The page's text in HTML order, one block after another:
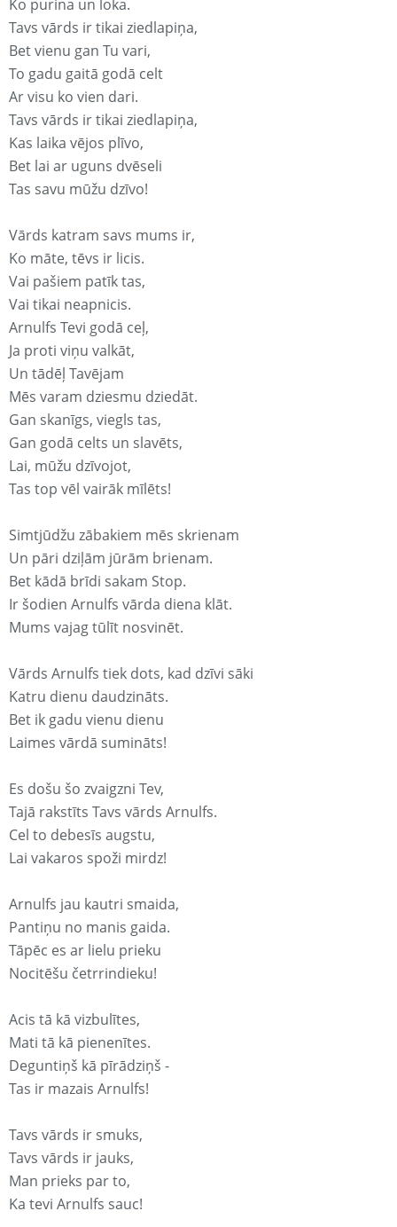
Ko purina un loka.
Tavs vārds ir tikai ziedlapiņa,
Bet vienu gan Tu vari,
To gadu gaitā godā celt
Ar visu ko vien dari.
Tavs vārds ir tikai ziedlapiņa,
Kas laika vējos plīvo,
Bet lai ar uguns dvēseli
Tas savu mūžu dzīvo!
Vārds katram savs mums ir,
Ko māte, tēvs ir licis.
Vai pašiem patīk tas,
Vai tikai neapnicis.
Arnulfs Tevi godā ceļ,
Ja proti viņu valkāt,
Un tādēļ Tavējam
Mēs varam dziesmu dziedāt.
Gan skanīgs, viegls tas,
Gan godā celts un slavēts,
Lai, mūžu dzīvojot,
Tas top vēl vairāk mīlēts!
Simtjūdžu zābakiem mēs skrienam
Un pāri dziļām jūrām brienam.
Bet kādā brīdi sakam Stop.
Ir šodien Arnulfs vārda diena klāt.
Mums vajag tūlīt nosvinēt.
Vārds Arnulfs tiek dots, kad dzīvi sāki
Katru dienu daudzināts.
Bet ik gadu vienu dienu
Laimes vārdā sumināts!
Es došu šo zvaigzni Tev,
Tajā rakstīts Tavs vārds Arnulfs.
Cel to debesīs augstu,
Lai vakaros spoži mirdz!
Arnulfs jau kautri smaida,
Pantiņu no manis gaida.
Tāpēc es ar lielu prieku
Nocitēšu četrrindieku!
Acis tā kā vizbulītes,
Mati tā kā pienenītes.
Deguntiņš kā pīrādziņš -
Tas ir mazais Arnulfs!
Tavs vārds ir smuks,
Tavs vārds ir jauks,
Man prieks par to,
Ka tevi Arnulfs sauc!